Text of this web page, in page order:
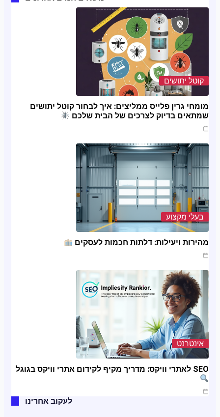
קוטל יתושים
מומחי גרין פלייס ממליצים: איך לבחור קוטל יתושים
שמתאים בדיוק לצרכים של הבית שלכם
מרץ 20, 2025
בעלי מקצוע
מהירות ויעילות: דלתות חכמות לעסקים
ינו 20, 2025
אינטרנט
SEO לאתרי וויקס: מדריך מקיף לקידום אתרי וויקס בגוגל
ינו 11, 2025
לעקוב אחרינו